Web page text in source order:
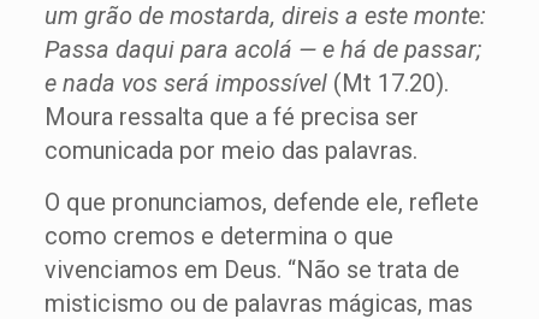
um grão de mostarda, direis a este monte:
Passa daqui para acolá — e há de passar;
e nada vos será impossível (Mt 17.20).
Moura ressalta que a fé precisa ser
comunicada por meio das palavras.
O que pronunciamos, defende ele, reflete
como cremos e determina o que
vivenciamos em Deus. “Não se trata de
misticismo ou de palavras mágicas, mas